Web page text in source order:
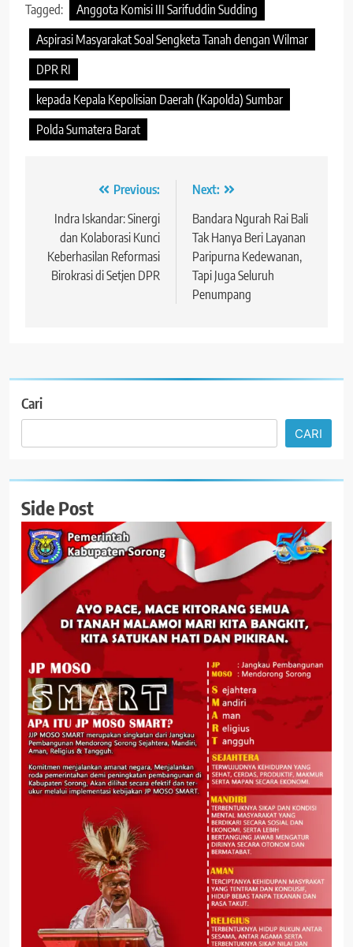
Tagged:
Anggota Komisi III Sarifuddin Sudding
Aspirasi Masyarakat Soal Sengketa Tanah dengan Wilmar
DPR RI
kepada Kepala Kepolisian Daerah (Kapolda) Sumbar
Polda Sumatera Barat
Navigasi
pos
Previous:
Indra Iskandar: Sinergi
dan Kolaborasi Kunci
Keberhasilan Reformasi
Birokrasi di Setjen DPR
Next:
Bandara Ngurah Rai Bali
Tak Hanya Beri Layanan
Paripurna Kedewanan,
Tapi Juga Seluruh
Penumpang
Cari
CARI
Side Post